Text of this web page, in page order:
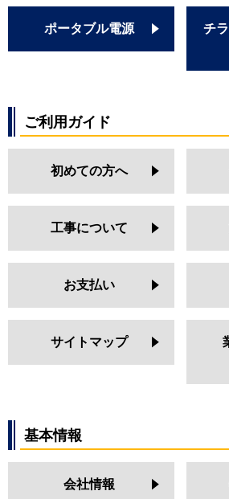
ポータブル電源
チ
ご利用ガイド
初めての方へ
工事について
お支払い
サイトマップ
基本情報
会社情報